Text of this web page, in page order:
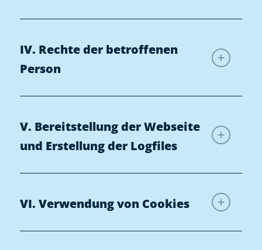
IV. Rechte der betroffenen
Person
V. Bereitstellung der Webseite
und Erstellung der Logfiles
VI. Verwendung von Cookies